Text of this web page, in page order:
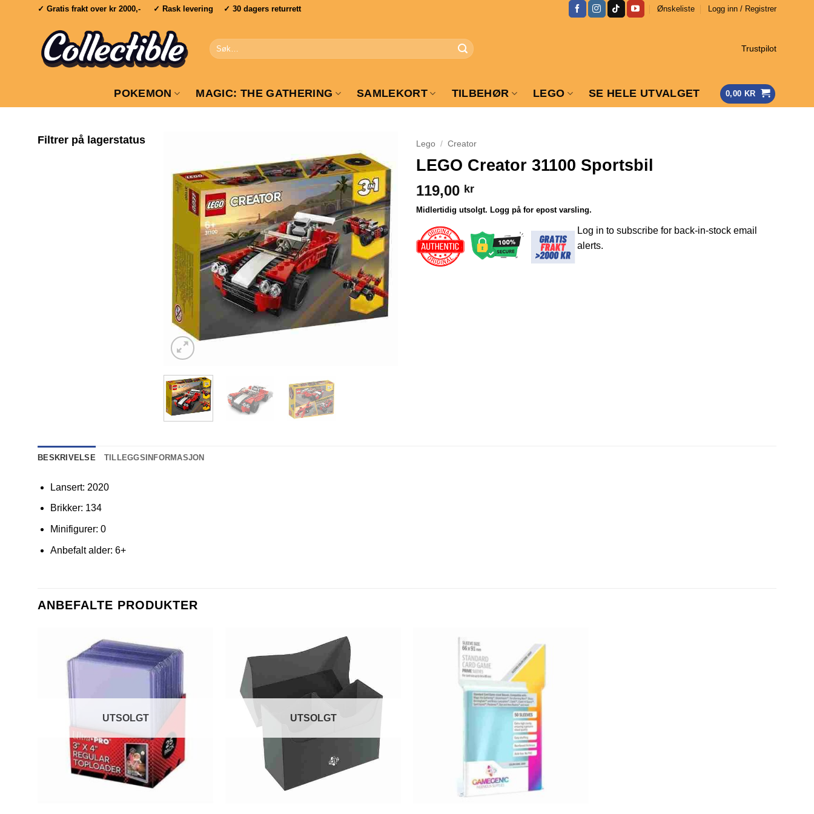
✓ Gratis frakt over kr 2000,- ✓ Rask levering ✓ 30 dagers returrett Ønskeliste Logg inn / Registrer
Søk
etter:
Trustpilot
POKEMON MAGIC: THE GATHERING SAMLEKORT TILBEHØR LEGO SE HELE UTVALGET 0,00 KR
Filtrer på lagerstatus Lego / Creator
LEGO Creator 31100 Sportsbil
119,00 kr
Midlertidig utsolgt. Logg på for epost varsling.
Log in to subscribe for back-in-stock email
alerts.
BESKRIVELSE TILLEGGSINFORMASJON
Lansert: 2020
Brikker: 134
Minifigurer: 0
Anbefalt alder: 6+
ANBEFALTE PRODUKTER
UTSOLGT UTSOLGT